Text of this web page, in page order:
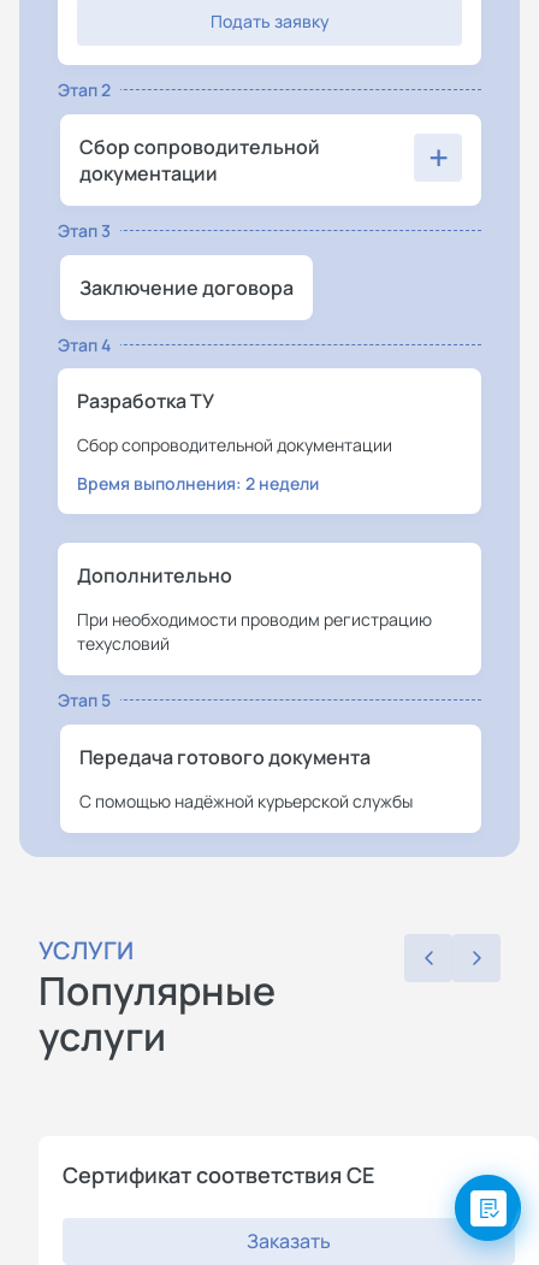
Подать заявку
Этап 2
Сбор сопроводительной
документации
+
Этап 3
Заключение договора
Этап 4
Разработка ТУ
Сбор сопроводительной документации
Время выполнения: 2 недели
Дополнительно
При необходимости проводим регистрацию
техусловий
Этап 5
Передача готового документа
С помощью надёжной курьерской службы
УСЛУГИ
Популярные
услуги
Сертификат соответствия СЕ
Заказать